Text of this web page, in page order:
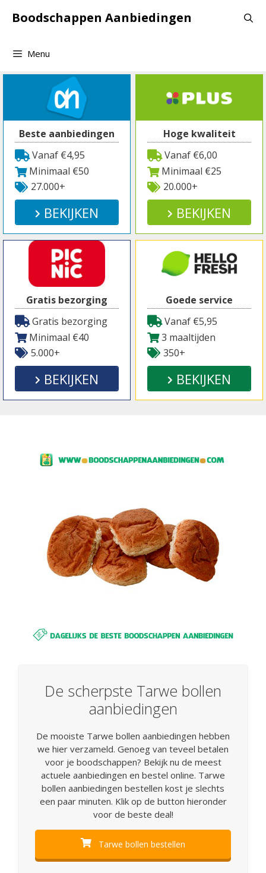
naarBoodschappen Aanbiedingen
Menu
Beste aanbiedingen
Vanaf €4,95
Minimaal €50
27.000+
BEKIJKEN
Hoge kwaliteit
Vanaf €6,00
Minimaal €25
20.000+
BEKIJKEN
Gratis bezorging
Gratis bezorging
Minimaal €40
5.000+
BEKIJKEN
Goede service
Vanaf €5,95
3 maaltijden
350+
BEKIJKEN
De scherpste Tarwe bollen
aanbiedingen
De mooiste Tarwe bollen aanbiedingen hebben
we hier verzameld. Genoeg van teveel betalen
voor je boodschappen? Bekijk nu de meest
actuele aanbiedingen en bestel online. Tarwe
bollen aanbiedingen bestellen kost je slechts
een paar minuten. Klik op de button hieronder
voor de beste deal!
Tarwe bollen bestellen